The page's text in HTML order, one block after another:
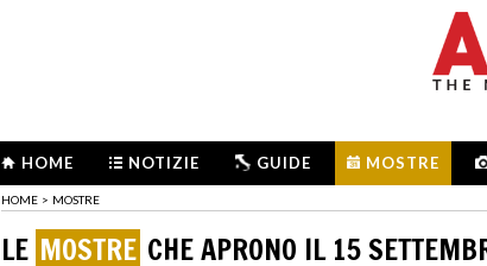
HOME NOTIZIE GUIDE MOSTRE
HOME > MOSTRE
LE MOSTRE CHE APRONO IL 15